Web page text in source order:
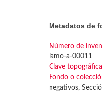
Metadatos de
Número de
lamo-a-00011
Clave
Fondo o
negativos,